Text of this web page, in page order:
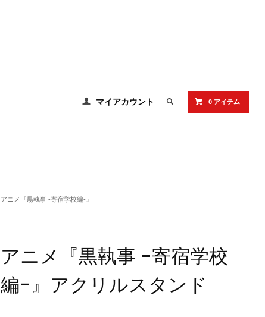
マイアカウント 0 アイテム
アニメ『黒執事 -寄宿学校編-』
アニメ『黒執事 -寄宿学校
編-』アクリルスタンド